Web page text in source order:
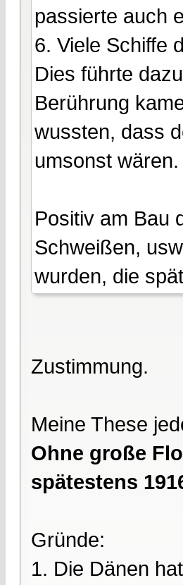
passierte auch
6. Viele Schiffe
Dies führte
Berührung
wussten, dass
umsonst wären.
Positiv am Bau
Schweißen,
wurden, die
Zustimmung.
Meine These
Ohne große
spätestens
Gründe:
1. Die Dänen